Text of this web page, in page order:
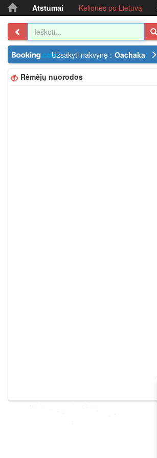
Atstumai Kelionės po Lietuvą
Užsakyti nakvynę : Oachaka
Rėmėjų nuorodos